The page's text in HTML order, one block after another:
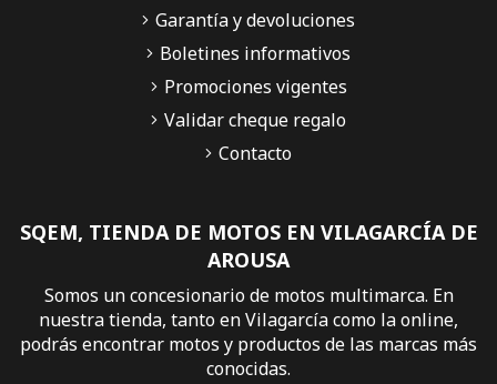
SQEM, TIENDA DE MOTOS EN VILAGARCÍA DE
AROUSA
Somos un concesionario de motos multimarca. En
nuestra tienda, tanto en Vilagarcía como la online,
podrás encontrar motos y productos de las marcas más
conocidas.
Garantía y devoluciones
Boletines informativos
Promociones vigentes
Validar cheque regalo
Contacto